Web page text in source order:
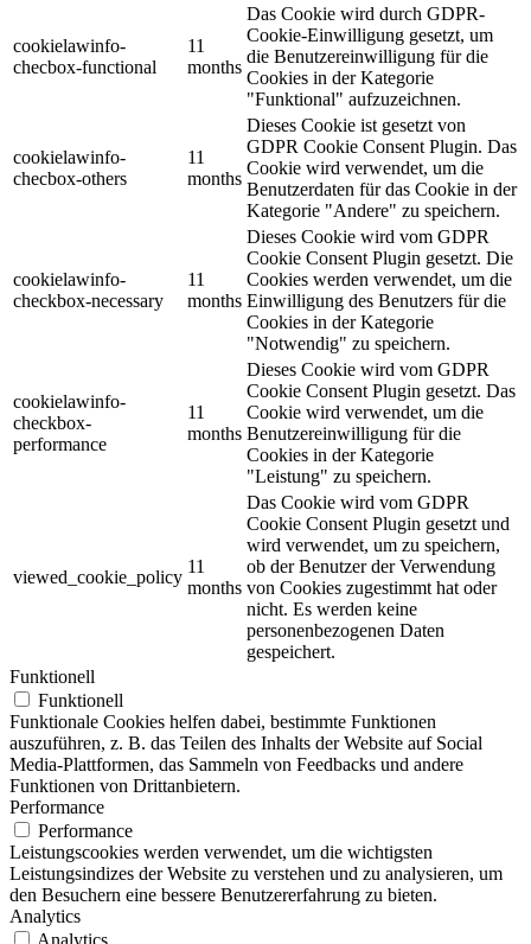
cookielawinfo-
checbox-functional
11
months
Das Cookie wird durch GDPR-
Cookie-Einwilligung gesetzt, um
die Benutzereinwilligung für die
Cookies in der Kategorie
"Funktional" aufzuzeichnen.
cookielawinfo-
checbox-others
11
months
Dieses Cookie ist gesetzt von
GDPR Cookie Consent Plugin. Das
Cookie wird verwendet, um die
Benutzerdaten für das Cookie in der
Kategorie "Andere" zu speichern.
cookielawinfo-
checkbox-necessary
11
months
Dieses Cookie wird vom GDPR
Cookie Consent Plugin gesetzt. Die
Cookies werden verwendet, um die
Einwilligung des Benutzers für die
Cookies in der Kategorie
"Notwendig" zu speichern.
cookielawinfo-
checkbox-
performance
11
months
Dieses Cookie wird vom GDPR
Cookie Consent Plugin gesetzt. Das
Cookie wird verwendet, um die
Benutzereinwilligung für die
Cookies in der Kategorie
"Leistung" zu speichern.
viewed_cookie_policy
11
months
Das Cookie wird vom GDPR
Cookie Consent Plugin gesetzt und
wird verwendet, um zu speichern,
ob der Benutzer der Verwendung
von Cookies zugestimmt hat oder
nicht. Es werden keine
personenbezogenen Daten
gespeichert.
Funktionell
Funktionell
Funktionale Cookies helfen dabei, bestimmte Funktionen
auszuführen, z. B. das Teilen des Inhalts der Website auf Social
Media-Plattformen, das Sammeln von Feedbacks und andere
Funktionen von Drittanbietern.
Performance
Performance
Leistungscookies werden verwendet, um die wichtigsten
Leistungsindizes der Website zu verstehen und zu analysieren, um
den Besuchern eine bessere Benutzererfahrung zu bieten.
Analytics